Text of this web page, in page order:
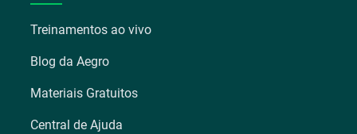
Treinamentos ao vivo
Blog da Aegro
Materiais Gratuitos
Central de Ajuda